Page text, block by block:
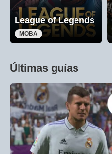
League of Legends
MOBA
Últimas guías